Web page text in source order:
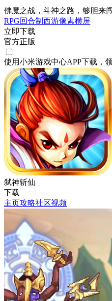
佛魔之战，斗神之路，够胆来
RPG回合制 西游像素横屏
立即下载
官方正版
使用小米游戏中心APP下载 ，
弑神斩仙
下载
主页攻略社区视频